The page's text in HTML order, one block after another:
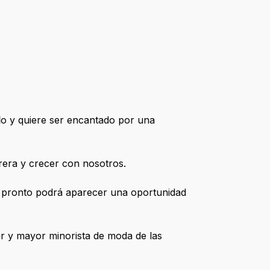
y quiere ser encantado por una
y crecer con nosotros.
podrá aparecer una oportunidad
y mayor minorista de moda de las